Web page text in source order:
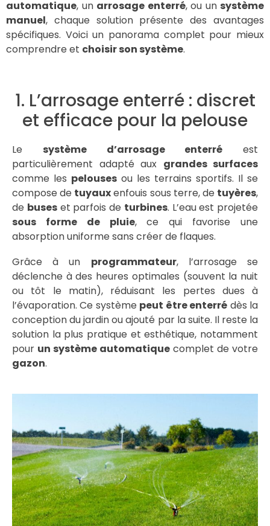
automatique, un arrosage enterré, ou un système
manuel, chaque solution présente des avantages
spécifiques. Voici un panorama complet pour mieux
comprendre et choisir son système.
1. L’arrosage enterré : discret
et efficace pour la pelouse
Le système d’arrosage enterré est
particulièrement adapté aux grandes surfaces
comme les pelouses ou les terrains sportifs. Il se
compose de tuyauxenfouis sous terre, de tuyères,
de buseset parfois de turbines. L’eau est projetée
sous forme de pluie, ce qui favorise une
absorption uniforme sans créer de flaques.
Grâce à un programmateur, l’arrosage se
déclenche à des heures optimales (souvent la nuit
ou tôt le matin), réduisant les pertes dues à
l’évaporation. Ce système peut être enterré dès la
conception du jardin ou ajouté par la suite. Il reste la
solution la plus pratique et esthétique, notamment
pour un système automatique complet de votre
gazon.